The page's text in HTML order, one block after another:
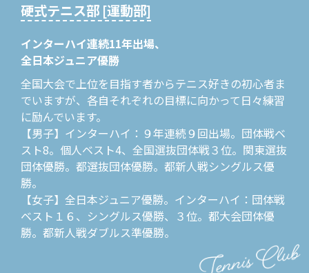
硬式テニス部 [運動部]
インターハイ連続11年出場、
全日本ジュニア優勝
全国大会で上位を目指す者からテニス好きの初心者ま
でいますが、各自それぞれの目標に向かって日々練習
に励んでいます。
【男子】インターハイ：９年連続９回出場。団体戦ベ
スト8。個人ベスト4、全国選抜団体戦３位。関東選抜
団体優勝。都選抜団体優勝。都新人戦シングルス優
勝。
【女子】全日本ジュニア優勝。インターハイ：団体戦
ベスト１６、シングルス優勝、３位。都大会団体優
勝。都新人戦ダブルス準優勝。